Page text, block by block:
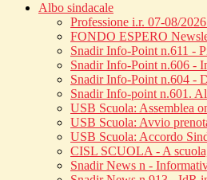
Albo sindacale
Professione i.r. 07-08/
FONDO ESPERO
Snadir Info-Point n.611 -
Snadir Info-Point n.606 -
Snadir Info-Point n.604 -
Snadir Info-point n.601.
USB Scuola: Assemblea
USB Scuola: Avvio
USB Scuola: Accordo
CISL SCUOLA - A
Snadir News n -